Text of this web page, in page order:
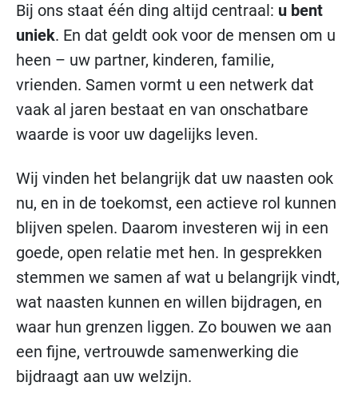
Bij ons staat één ding altijd centraal: u bent
uniek. En dat geldt ook voor de mensen om u
heen – uw partner, kinderen, familie,
vrienden. Samen vormt u een netwerk dat
vaak al jaren bestaat en van onschatbare
waarde is voor uw dagelijks leven.
Wij vinden het belangrijk dat uw naasten ook
nu, en in de toekomst, een actieve rol kunnen
blijven spelen. Daarom investeren wij in een
goede, open relatie met hen. In gesprekken
stemmen we samen af wat u belangrijk vindt,
wat naasten kunnen en willen bijdragen, en
waar hun grenzen liggen. Zo bouwen we aan
een fijne, vertrouwde samenwerking die
bijdraagt aan uw welzijn.